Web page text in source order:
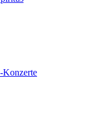
Konzerte